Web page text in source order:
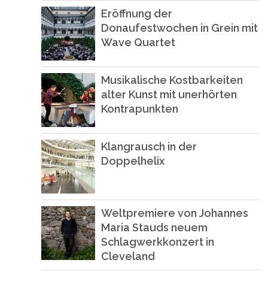
Eröffnung der
Donaufestwochen in Grein mit
Wave Quartet
Musikalische Kostbarkeiten
alter Kunst mit unerhörten
Kontrapunkten
Klangrausch in der
Doppelhelix
Weltpremiere von Johannes
Maria Stauds neuem
Schlagwerkkonzert in
Cleveland